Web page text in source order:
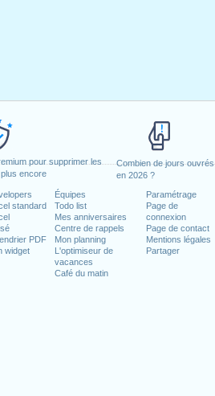
pour supprimer les
encore
Combien de jours ouvrés
en 2026 ?
standard
PDF
widget
Équipes
Todo list
Mes anniversaires
Centre de rappels
Mon planning
L'optimiseur de
vacances
Café du matin
Paramétrage
Page de
connexion
Page de contact
Mentions légales
Partager